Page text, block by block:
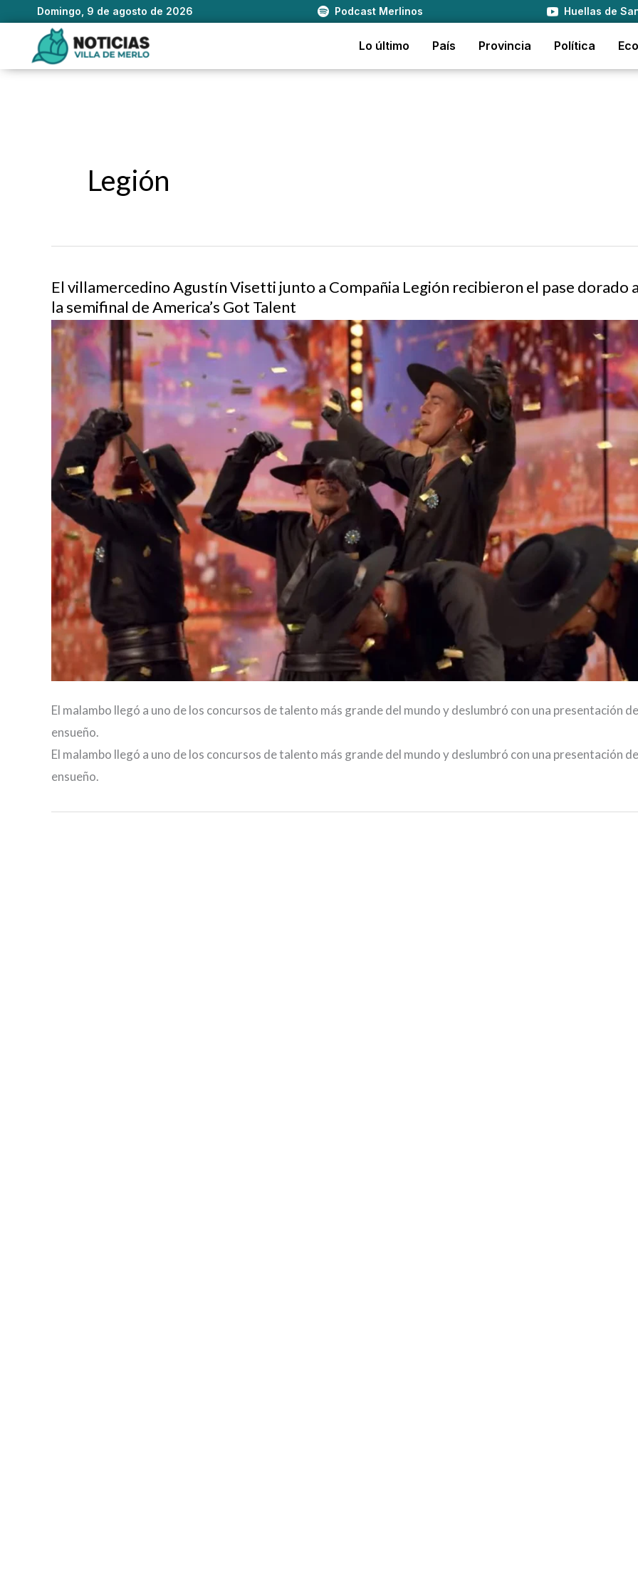
Domingo, 9 de agosto de 2026 Podcast Merlinos Huellas de
contenido
Lo último País Provincia Política
Legión
El villamercedino Agustín Visetti junto a Compañia Legión recibieron el pase dorado
la semifinal de America’s Got Talent
El malambo llegó a uno de los concursos de talento más grande del mundo y deslumbró con una presentación de
ensueño.
El malambo llegó a uno de los concursos de talento más grande del mundo y deslumbró con una presentación de
ensueño.